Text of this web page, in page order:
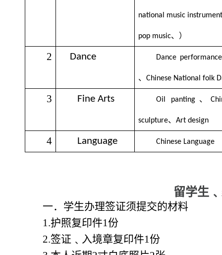
national music
pop music、）
2 Dance Dance performance
、 Chinese National folk
3 Fine Arts Oil panting 、
sculpture、 Art design
4 Language Chinese Language
留学生
一．学生办理签证须提交的材料
1.护照复印件1份
2.签证 ﹑ 入境章复印件1份